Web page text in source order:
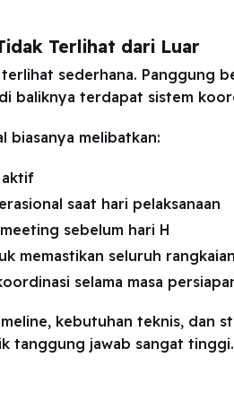
Terlihat dari Luar
sederhana. Panggung
baliknya terdapat sistem
biasanya melibatkan:
aktif
saat hari pelaksanaan
sebelum hari H
memastikan seluruh
selama masa
kebutuhan teknis, dan
tanggung jawab sangat tinggi.